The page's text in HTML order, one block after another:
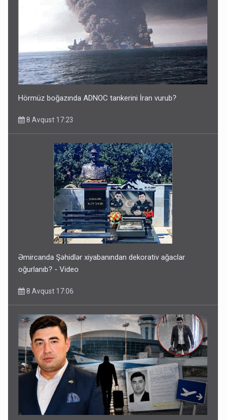
Hörmüz boğazında ADNOC tankerini İran vurub?
8 Avqust 17:23
Əmircanda Şəhidlər xiyabanından dekorativ ağaclar
oğurlanıb? - Video
8 Avqust 17:06